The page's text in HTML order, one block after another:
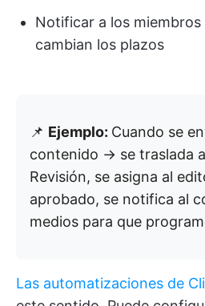
Notificar a los
cambian los plazos
📌 Ejemplo: Cuando se
contenido → se traslada
Revisión, se asigna al
aprobado, se notifica al
medios para que
Las automatizaciones de